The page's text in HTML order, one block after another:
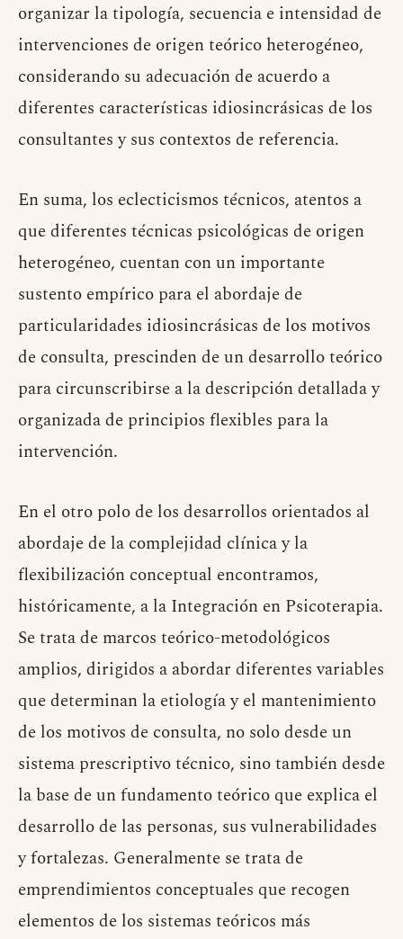
organizar la tipología, secuencia e intensidad de
intervenciones de origen teórico heterogéneo,
considerando su adecuación de acuerdo a
diferentes características idiosincrásicas de los
consultantes y sus contextos de referencia.
En suma, los eclecticismos técnicos, atentos a
que diferentes técnicas psicológicas de origen
heterogéneo, cuentan con un importante
sustento empírico para el abordaje de
particularidades idiosincrásicas de los motivos
de consulta, prescinden de un desarrollo teórico
para circunscribirse a la descripción detallada y
organizada de principios flexibles para la
intervención.
En el otro polo de los desarrollos orientados al
abordaje de la complejidad clínica y la
flexibilización conceptual encontramos,
históricamente, a la Integración en Psicoterapia.
Se trata de marcos teórico-metodológicos
amplios, dirigidos a abordar diferentes variables
que determinan la etiología y el mantenimiento
de los motivos de consulta, no solo desde un
sistema prescriptivo técnico, sino también desde
la base de un fundamento teórico que explica el
desarrollo de las personas, sus vulnerabilidades
y fortalezas. Generalmente se trata de
emprendimientos conceptuales que recogen
elementos de los sistemas teóricos más